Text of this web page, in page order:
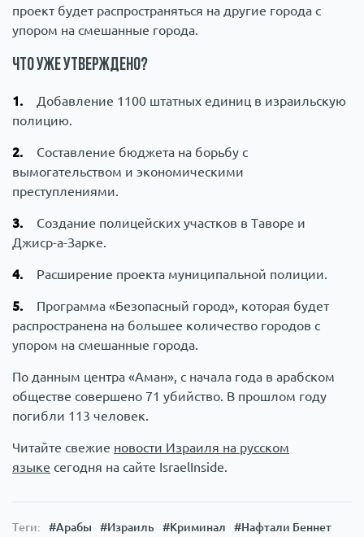
проект будет распространяться на другие города с
упором на смешанные города.
Что уже утверждено?
Добавление 1100 штатных единиц в израильскую
полицию.
Составление бюджета на борьбу с
вымогательством и экономическими
преступлениями.
Создание полицейских участков в Таворе и
Джиср-а-Зарке.
Расширение проекта муниципальной полиции.
Программа «Безопасный город», которая будет
распространена на большее количество городов с
упором на смешанные города.
По данным центра «Аман», с начала года в арабском
обществе совершено 71 убийство. В прошлом году
погибли 113 человек.
Читайте свежие новости Израиля на русском
языке сегодня на сайте IsraelInside.
Теги: #Арабы #Израиль #Криминал
#Нафтали Беннет